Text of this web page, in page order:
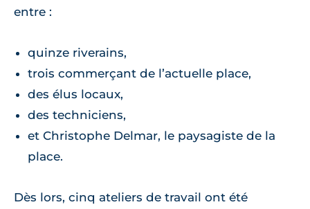
entre :
quinze riverains,
trois commerçant de l’actuelle place,
des élus locaux,
des techniciens,
et Christophe Delmar, le paysagiste de la
place.
Dès lors, cinq ateliers de travail ont été